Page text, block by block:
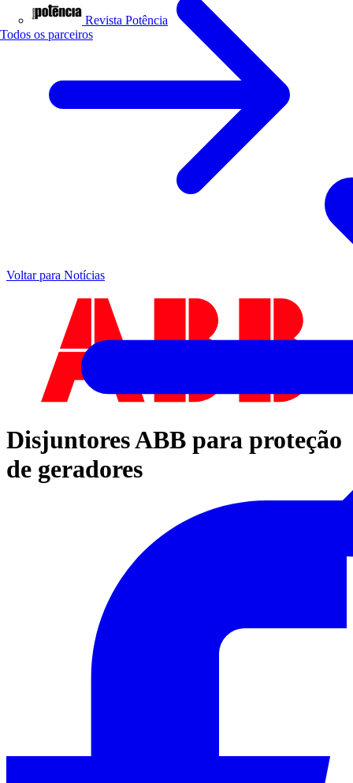
Revista Potência
Todos os parceiros
Voltar para Notícias
Disjuntores ABB para proteção
de geradores